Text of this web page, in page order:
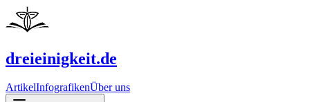
dreieinigkeit.de
ArtikelInfografikenÜber uns